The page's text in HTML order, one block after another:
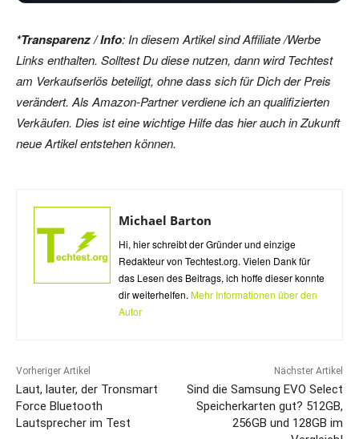
*Transparenz / Info: In diesem Artikel sind Affiliate /Werbe
Links enthalten. Solltest Du diese nutzen, dann wird Techtest
am Verkaufserlös beteiligt, ohne dass sich für Dich der Preis
verändert. Als Amazon-Partner verdiene ich an qualifizierten
Verkäufen. Dies ist eine wichtige Hilfe das hier auch in Zukunft
neue Artikel entstehen können.
Michael Barton
Hi, hier schreibt der Gründer und einzige
Redakteur von Techtest.org. Vielen Dank für
das Lesen des Beitrags, ich hoffe dieser konnte
dir weiterhelfen.Mehr Informationen über den
Autor
Vorheriger Artikel
Laut, lauter, der Tronsmart
Force Bluetooth
Lautsprecher im Test
Nächster Artikel
Sind die Samsung EVO Select
Speicherkarten gut? 512GB,
256GB und 128GB im